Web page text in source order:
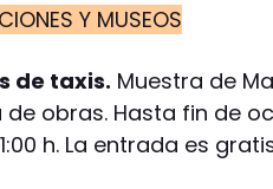
Y MUSEOS
de taxis. Muestra de
de obras. Hasta fin de
h. La entrada es